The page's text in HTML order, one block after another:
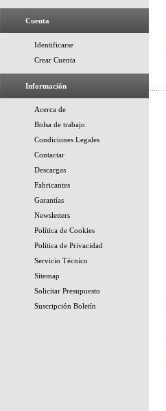
Cuenta
Identificarse
Crear Cuenta
Información
Acerca de
Bolsa de trabajo
Condiciones Legales
Contactar
Descargas
Fabricantes
Garantías
Newsletters
Política de Cookies
Política de Privacidad
Servicio Técnico
Sitemap
Solicitar Presupuesto
Suscripción Boletín